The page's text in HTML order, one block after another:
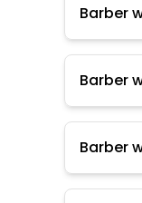
Barber
Barber
Barber